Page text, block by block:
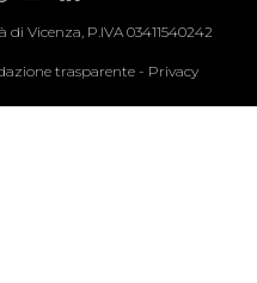
Vicenza, P.IVA 03411540242
trasparente - Privacy